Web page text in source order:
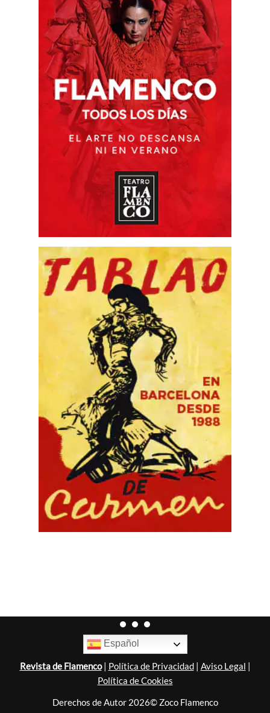
Español
Revista de Flamenco| Política de Privacidad| Aviso Legal |
Política de Cookies
Derechos de Autor 2026© Zoco Flamenco